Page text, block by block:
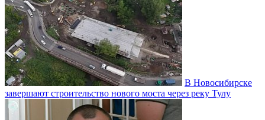
В Новосибирске
завершают строительство нового моста через реку Тулу